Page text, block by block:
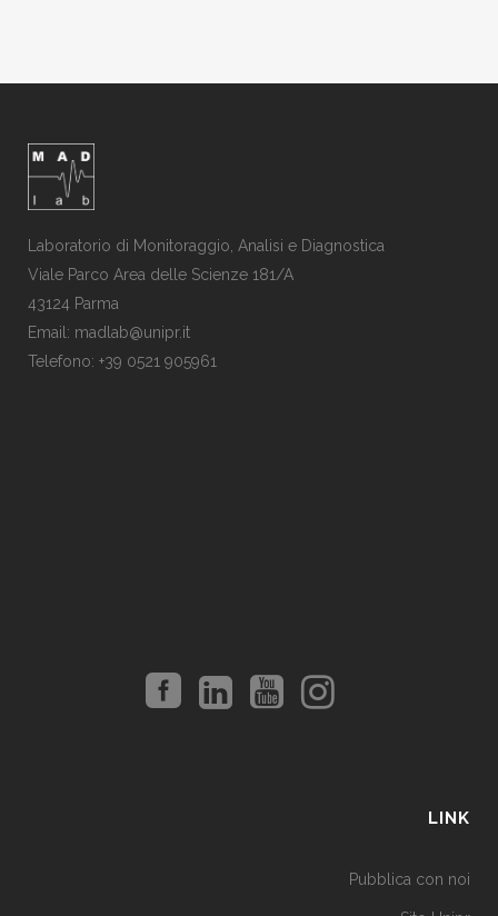
Laboratorio di Monitoraggio, Analisi e Diagnostica
Viale Parco Area delle Scienze 181/A
43124 Parma
Email: madlab@unipr.it
Telefono: +39 0521 905961
LINK
Pubblica con noi